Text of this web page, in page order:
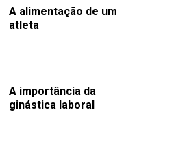
A alimentação de um
atleta
A importância da
ginástica laboral